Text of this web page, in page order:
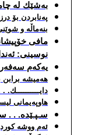
به‌شێك له‌
په‌نابردن بۆ
بنه‌ماڵه‌ و
مافی
نوسینی:
یه‌كه‌م
هه‌میشه‌ برابن
هاوپه‌یمانی
سـپـێده‌. . .
ئه‌م ووشه‌